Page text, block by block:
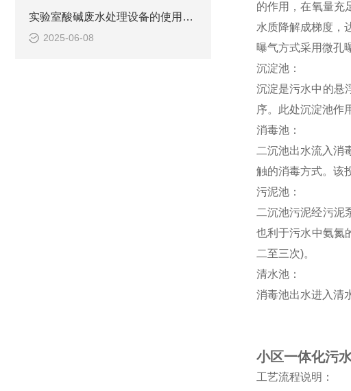
实验室酸碱废水处理设备的使用可提高生态环保
2025-06-08
的作用，在氧量充
水质降解成梯度，
曝气方式采用微孔
沉淀池：
沉淀是污水中的悬
序。此处沉淀池作
消毒池：
二沉池出水流入消
触的消毒方式。该
污泥池：
二沉池污泥经污泥
也利于污水中氨氮
二至三次)。
清水池：
消毒池出水进入清
小区一体化污
工艺流程说明：